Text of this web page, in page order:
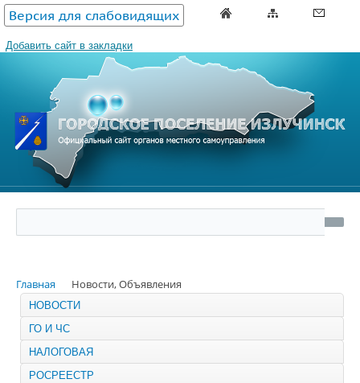
Версия для слабовидящих
Добавить сайт в закладки
Главная Новости, Объявления
НОВОСТИ
ГО И ЧС
НАЛОГОВАЯ
РОСРЕЕСТР